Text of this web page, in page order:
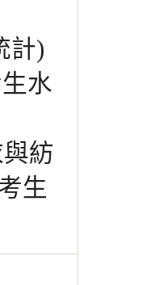
計)
水
紡
生